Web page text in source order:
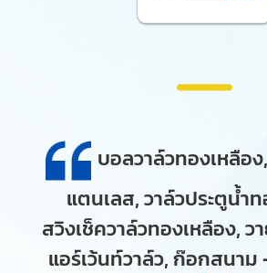
บอลวาล์วทองเหลือ
แตนเลส, วาล์วประตูน้ำ
สวิงเช็ควาล์วทองเหลือง, ว
แอร์เว้นท์วาล์ว, ก๊อกสนาม